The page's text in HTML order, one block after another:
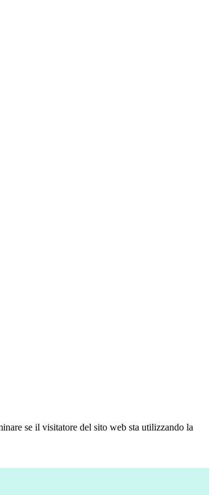
se il visitatore del sito web sta utilizzando la